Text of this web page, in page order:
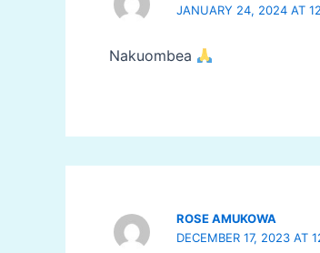
JANUARY 24, 2024 AT
Nakuombea
ROSE AMUKOWA
DECEMBER 17, 2023 AT